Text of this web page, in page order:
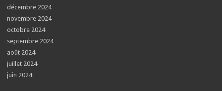
décembre 2024
novembre 2024
octobre 2024
septembre 2024
août 2024
juillet 2024
juin 2024